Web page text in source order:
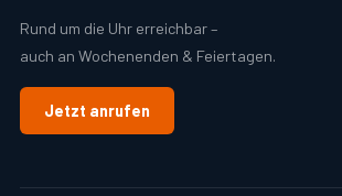
Rund um die Uhr erreichbar –
auch an Wochenenden & Feiertagen.
Jetzt anrufen